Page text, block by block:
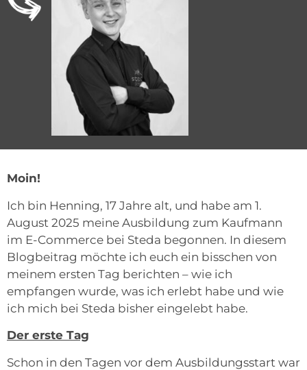
Moin!
Ich bin Henning, 17 Jahre alt, und habe am 1.
August 2025 meine Ausbildung zum Kaufmann
im E-Commerce bei Steda begonnen. In diesem
Blogbeitrag möchte ich euch ein bisschen von
meinem ersten Tag berichten – wie ich
empfangen wurde, was ich erlebt habe und wie
ich mich bei Steda bisher eingelebt habe.
Der erste Tag
Schon in den Tagen vor dem Ausbildungsstart war